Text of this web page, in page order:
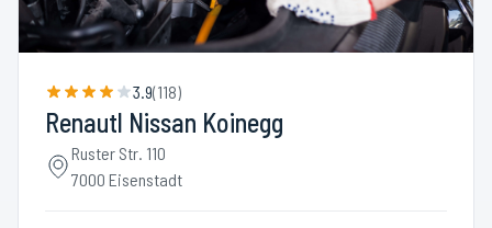
3.9(118)
Renautl Nissan Koinegg
Ruster Str. 110
7000 Eisenstadt